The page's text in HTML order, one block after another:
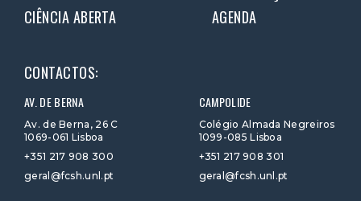
CIÊNCIA ABERTA
AGENDA
CONTACTOS:
AV. DE BERNA
Av. de Berna, 26 C
1069-061 Lisboa
+351 217 908 300
geral@fcsh.unl.pt
CAMPOLIDE
Colégio Almada Negreiros
1099-085 Lisboa
+351 217 908 301
geral@fcsh.unl.pt